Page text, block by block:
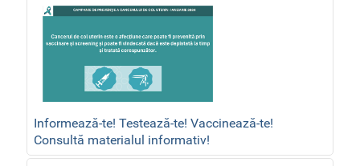
Informează-te! Testează-te! Vaccinează-te!
Consultă materialul informativ!